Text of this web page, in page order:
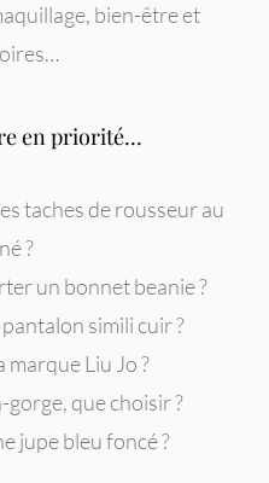
bien-être et
en priorité…
taches de rousseur au
?
un bonnet beanie ?
simili cuir ?
Liu Jo ?
que choisir ?
jupe bleu foncé ?